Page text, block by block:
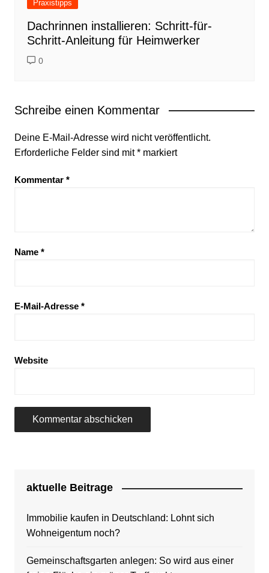
Praxistipps
Dachrinnen installieren: Schritt-für-
Schritt-Anleitung für Heimwerker
0
Schreibe einen Kommentar
Deine E-Mail-Adresse wird nicht veröffentlicht.
Erforderliche Felder sind mit*markiert
Kommentar *
Name *
E-Mail-Adresse *
Website
aktuelle Beitrage
Immobilie kaufen in Deutschland: Lohnt sich
Wohneigentum noch?
Gemeinschaftsgarten anlegen: So wird aus einer